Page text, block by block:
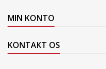
MIN KONTO
KONTAKT OS